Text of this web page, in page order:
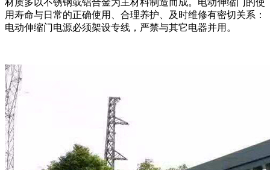
用寿命与日常的正确使用、合理养护、及时维修有密切关系：
电动伸缩门电源必须架设专线，严禁与其它电器并用。